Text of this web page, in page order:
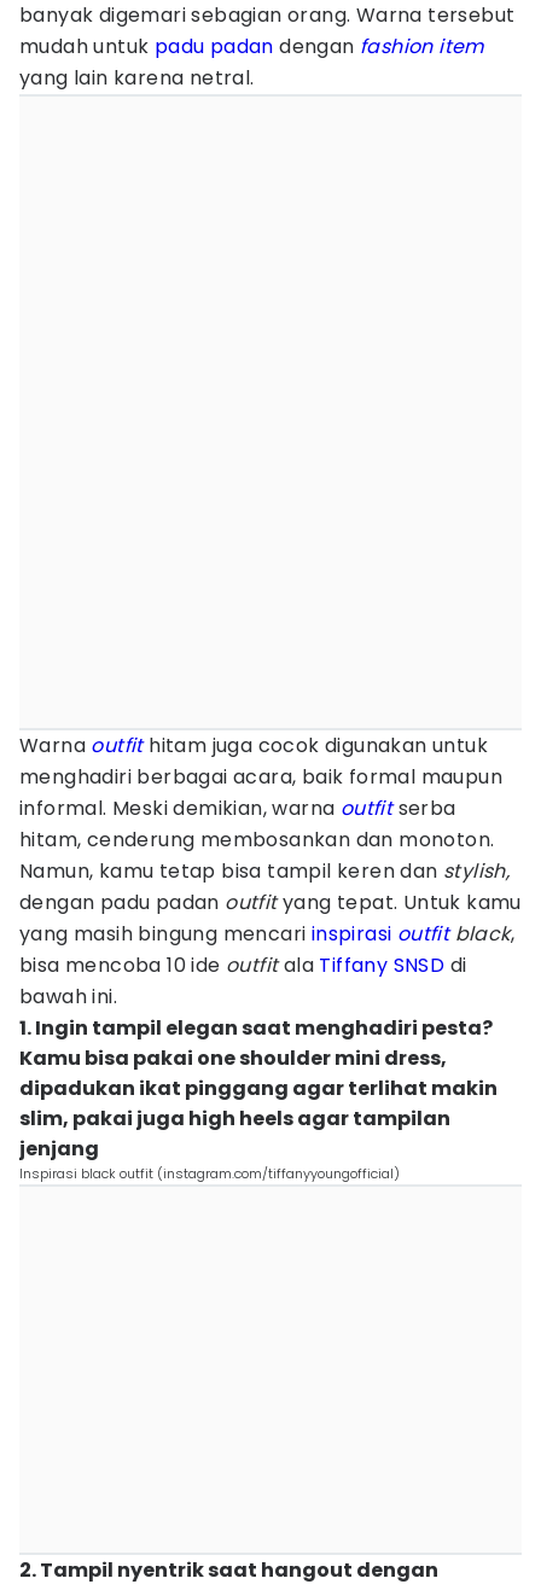
banyak digemari sebagian orang. Warna tersebut
mudah untuk padu padan dengan fashion item
yang lain karena netral.
Warna outfithitam juga cocok digunakan untuk
menghadiri berbagai acara, baik formal maupun
informal. Meski demikian, warna outfitserba
hitam, cenderung membosankan dan monoton.
Namun, kamu tetap bisa tampil keren dan stylish,
dengan padu padan outfityang tepat. Untuk kamu
yang masih bingung mencari inspirasi outfitblack,
bisa mencoba 10 ide outfitala Tiffany SNSD di
bawah ini.
1. Ingin tampil elegan saat menghadiri pesta?
Kamu bisa pakai one shoulder mini dress,
dipadukan ikat pinggang agar terlihat makin
slim, pakai juga high heels agar tampilan
jenjang
Inspirasi black outfit (instagram.com/tiffanyyoungofficial)
2. Tampil nyentrik saat hangout dengan